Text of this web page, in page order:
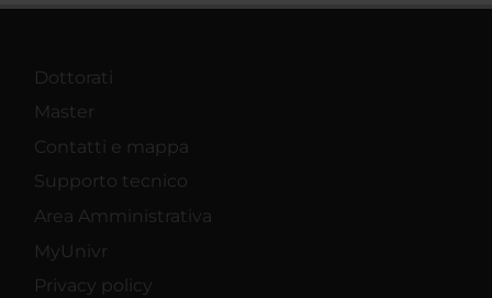
Dottorati
Master
Contatti e mappa
Supporto tecnico
Area Amministrativa
MyUnivr
Privacy policy